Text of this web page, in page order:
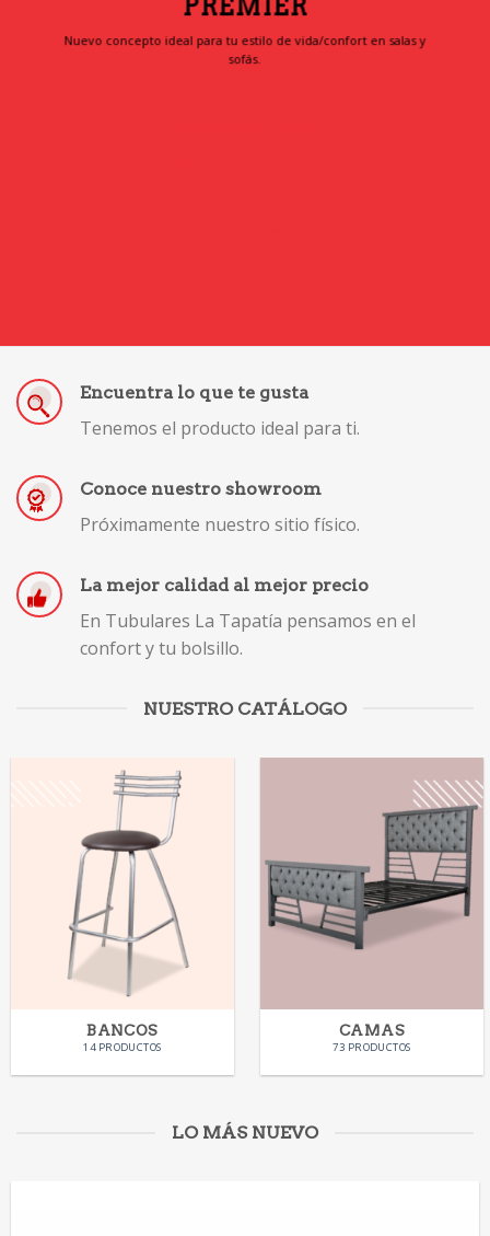
PREMIER
Nuevo concepto ideal para tu estilo de vida/confort en salas y
sofás.
Encuentra lo que te gusta
Tenemos el producto ideal para ti.
Conoce nuestro showroom
Próximamente nuestro sitio físico.
La mejor calidad al mejor precio
En Tubulares La Tapatía pensamos en el
confort y tu bolsillo.
NUESTRO CATÁLOGO
BANCOS
14 PRODUCTOS
CAMAS
73 PRODUCTOS
LO MÁS NUEVO